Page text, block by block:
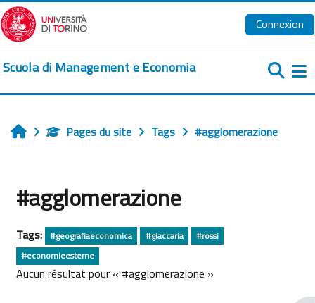
Passer au contenu principal
Connexion
Scuola di Management e Economia
AccueilPages du site Tags #agglomerazione
#agglomerazione
Tags: #geografiaeconomica #giaccaria
#rossi
#economieesterne
Aucun résultat pour « #agglomerazione »